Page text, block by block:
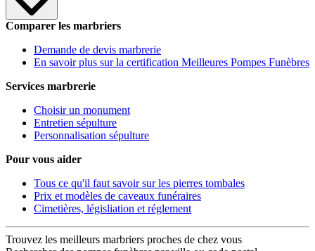
Comparer les marbriers
Demande de devis marbrerie
En savoir plus sur la certification Meilleures Pompes Funèbres
Services marbrerie
Choisir un monument
Entretien sépulture
Personnalisation sépulture
Pour vous aider
Tous ce qu'il faut savoir sur les pierres tombales
Prix et modèles de caveaux funéraires
Cimetières, législiation et réglement
Trouvez les meilleurs marbriers proches de chez vous